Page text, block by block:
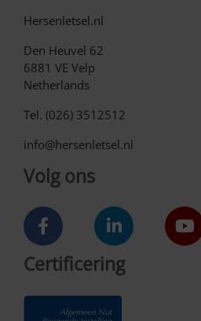
Hersenletsel.nl
Den Heuvel 62
6881 VE Velp
Netherlands
Tel. (026) 3512512
info@hersenletsel.nl
Volg ons
Certificering